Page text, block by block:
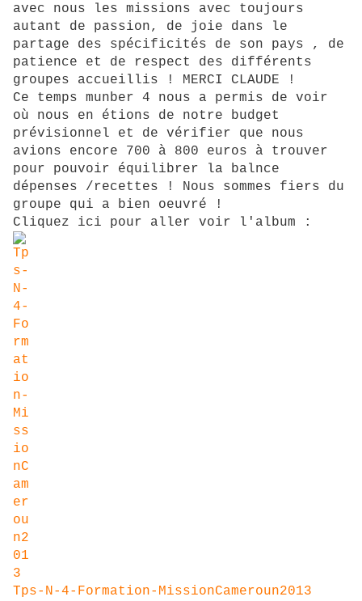
avec nous les missions avec toujours
autant de passion, de joie dans le
partage des spécificités de son pays , de
patience et de respect des différents
groupes accueillis ! MERCI CLAUDE !
Ce temps munber 4 nous a permis de voir
où nous en étions de notre budget
prévisionnel et de vérifier que nous
avions encore 700 à 800 euros à trouver
pour pouvoir équilibrer la balnce
dépenses /recettes ! Nous sommes fiers du
groupe qui a bien oeuvré !
Cliquez ici pour aller voir l'album :
Tps-N-4-Formation-MissionCameroun2013